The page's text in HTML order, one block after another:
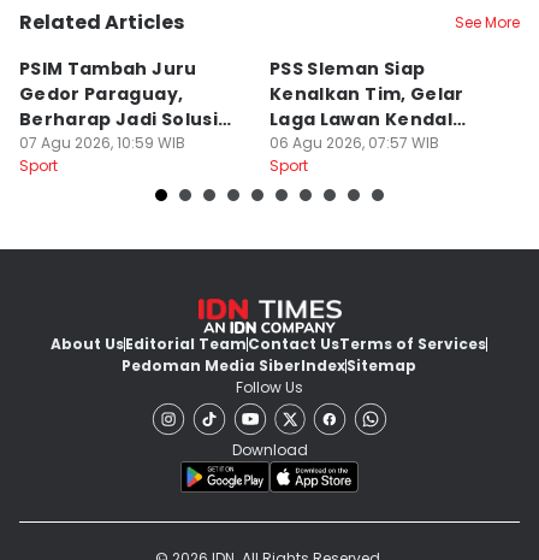
Related Articles See More
PSIM Tambah Juru
Gedor Paraguay,
Berharap Jadi Solusi
Minimnya Pencetak Gol
07 Agu 2026, 10:59 WIB
Sport
PSS Sleman Siap
Kenalkan Tim, Gelar
Laga Lawan Kendal
Tornado FC
06 Agu 2026, 07:57 WIB
Sport
About UsEditorial TeamContact UsTerms of Services
Pedoman Media SiberIndexSitemap
Follow Us
Download